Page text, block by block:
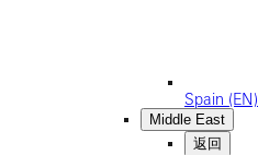
Spain (EN)
Middle East
返回